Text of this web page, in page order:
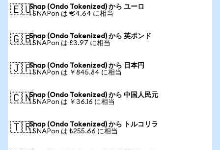
🇪🇺Snap (Ondo Tokenized) から ユーロ
1 SNAPon は €4.64 に相当
🇬🇧Snap (Ondo Tokenized) から 英ポンド
1 SNAPon は £3.97 に相当
🇯🇵Snap (Ondo Tokenized) から 日本円
1 SNAPon は ￥845.84 に相当
🇨🇳Snap (Ondo Tokenized) から 中国人民元
1 SNAPon は ￥36.16 に相当
🇹🇷Snap (Ondo Tokenized) から トルコリラ
1 SNAPon は ₺255.66 に相当